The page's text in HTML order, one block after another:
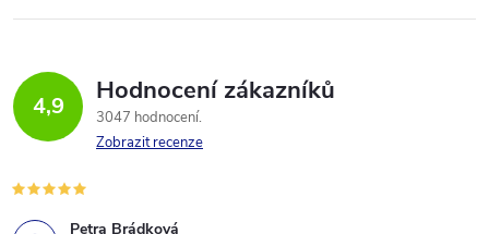
4,9 Hodnocení zákazníků
3047 hodnocení
Zobrazit recenze
Petra Brádková